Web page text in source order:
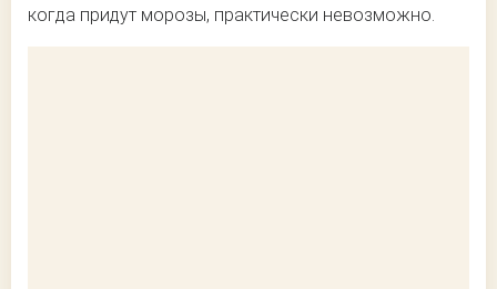
когда придут морозы, практически невозможно.